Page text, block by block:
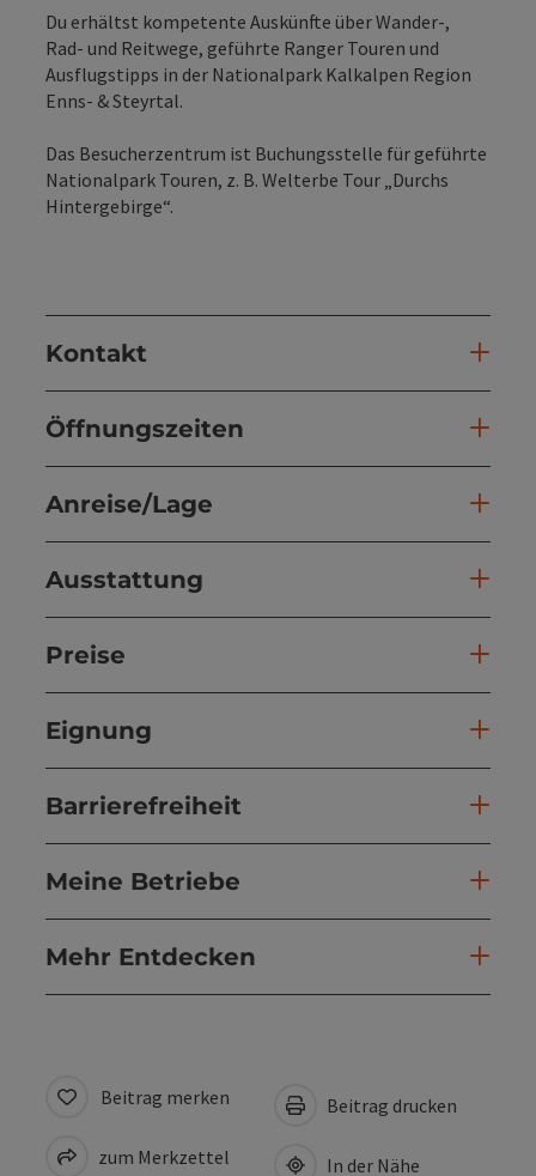
Du erhältst kompetente Auskünfte über Wander-,
Rad- und Reitwege, geführte Ranger Touren und
Ausflugstipps in der Nationalpark Kalkalpen Region
Enns- & Steyrtal.
Das Besucherzentrum ist Buchungsstelle für geführte
Nationalpark Touren, z. B. Welterbe Tour „Durchs
Hintergebirge“.
Kontakt
Öffnungszeiten
Anreise/Lage
Ausstattung
Preise
Eignung
Barrierefreiheit
Meine Betriebe
Mehr Entdecken
Beitrag merken
zum Merkzettel
Beitrag drucken
In der Nähe